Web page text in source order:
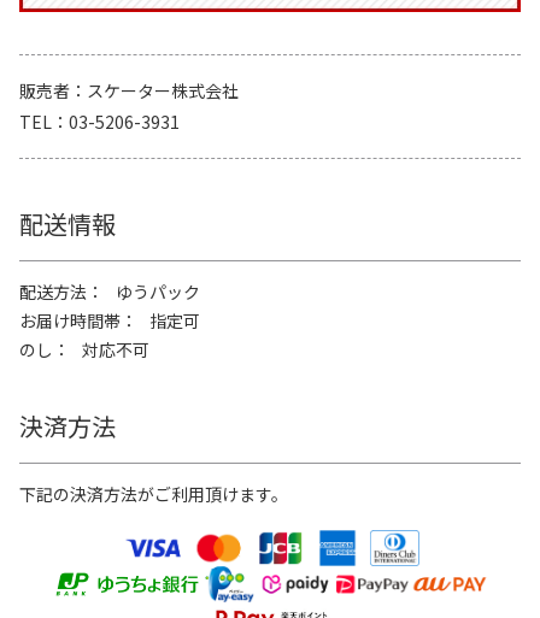
販売者
スケーター株式会社
TEL
03-5206-3931
配送情報
配送方法
ゆうパック
お届け時間帯
指定可
のし
対応不可
決済方法
下記の決済方法がご利用頂けます。